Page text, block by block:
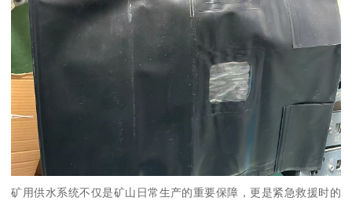
矿用供水系统不仅是矿山日常生产的重要保障，更是紧急救援时的